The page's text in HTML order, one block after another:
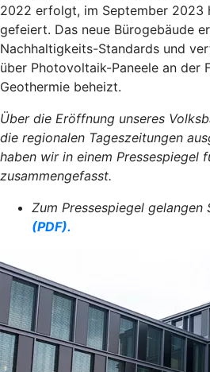
2022 erfolgt, im September 2023
gefeiert. Das neue Bürogebäude
Nachhaltigkeits-Standards und
über Photovoltaik-Paneele an der
Geothermie beheizt.
Über die Eröffnung unseres
die regionalen Tageszeitungen
haben wir in einem Pressespiegel
zusammengefasst.
Zum Pressespiegel gelangen
(PDF).